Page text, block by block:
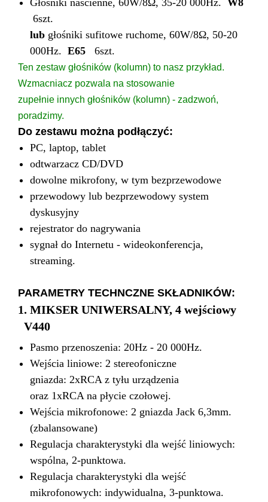
Głośniki naścienne, 60W/8Ω, 35-20 000Hz. W8
6szt.
lub głośniki sufitowe ruchome, 60W/8Ω, 50-20
000Hz. E65 6szt.
Ten zestaw głośników (kolumn) to nasz przykład.
Wzmacniacz pozwala na stosowanie
zupełnie innych głośników (kolumn) - zadzwoń,
poradzimy.
Do zestawu można podłączyć:
PC, laptop, tablet
odtwarzacz CD/DVD
dowolne mikrofony, w tym bezprzewodowe
przewodowy lub bezprzewodowy system
dyskusyjny
rejestrator do nagrywania
sygnał do Internetu - wideokonferencja,
streaming.
PARAMETRY TECHNCZNE SKŁADNIKÓW:
1. MIKSER UNIWERSALNY, 4 wejściowy
V440
Pasmo przenoszenia: 20Hz - 20 000Hz.
Wejścia liniowe: 2 stereofoniczne
gniazda: 2xRCA z tyłu urządzenia
oraz 1xRCA na płycie czołowej.
Wejścia mikrofonowe: 2 gniazda Jack 6,3mm.
(zbalansowane)
Regulacja charakterystyki dla wejść liniowych:
wspólna, 2-punktowa.
Regulacja charakterystyki dla wejść
mikrofonowych: indywidualna, 3-punktowa.